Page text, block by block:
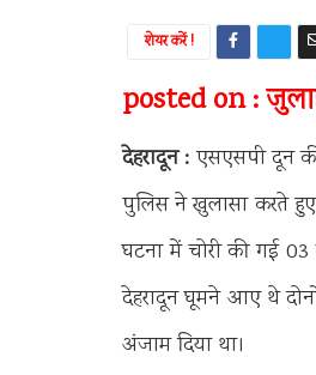
शेयर करें !
posted on :
देहरादून :एसएसपी दून
पुलिस ने खुलासा करते हुए
घटना में चोरी की गई
देहरादून घूमने आए थे
अंजाम दिया था।